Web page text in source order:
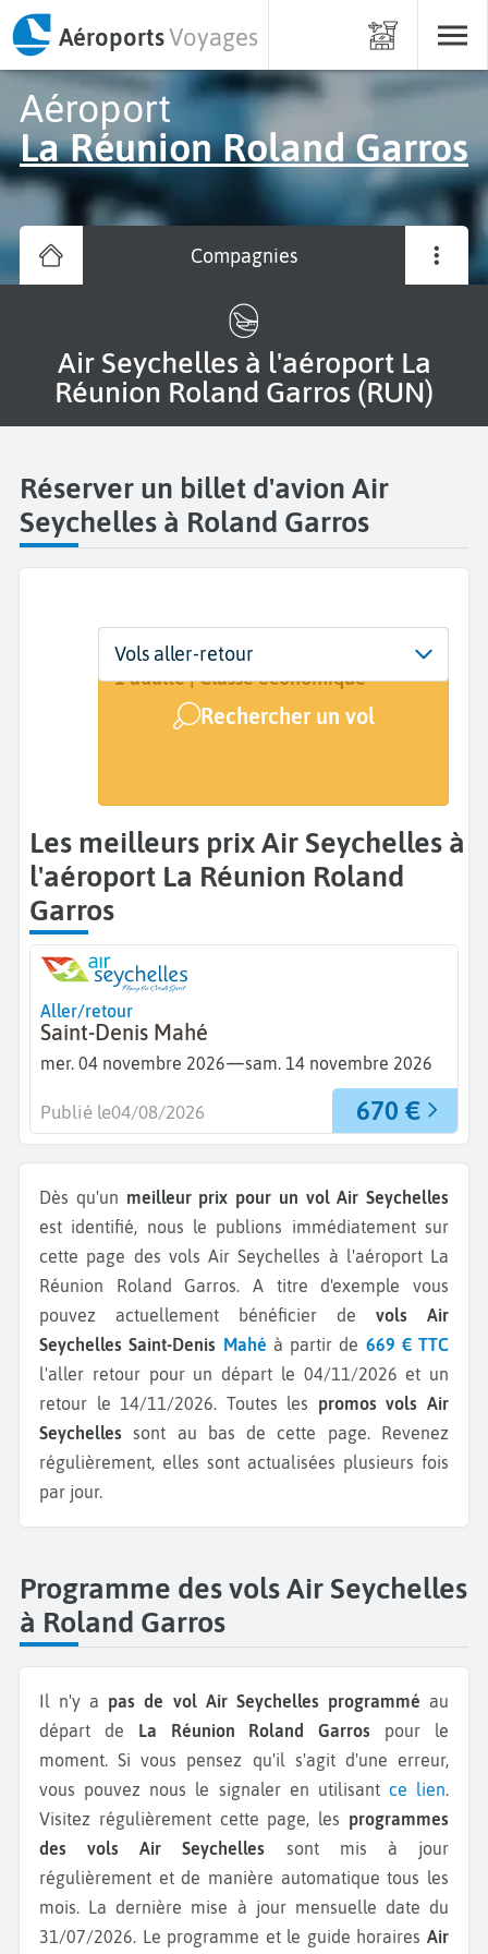
AéroportsVoyages
Aéroport
La Réunion Roland Garros
Compagnies
Air Seychelles à l'aéroport La
Réunion Roland Garros (RUN)
Réserver un billet d'avion Air
Seychelles à Roland Garros
Départ
La Réunion Roland Garros (RUN)
Dates
Dates de votre voyage
Voyageurs | Classe
1 adulte | Classe économique
Rechercher un vol
Vols aller-retour
Les meilleurs prix Air Seychelles à
l'aéroport La Réunion Roland
Garros
Aller/retour
Saint-Denis Mahé
mer. 04 novembre 2026—sam. 14 novembre 2026
670 €
Publié le04/08/2026
Dès qu'un meilleur prix pour un vol Air Seychelles
est identifié, nous le publions immédiatement sur
cette page des vols Air Seychelles à l'aéroport La
Réunion Roland Garros. A titre d'exemple vous
pouvez actuellement bénéficier de vols Air
Seychelles Saint-Denis Mahé à partir de 669 € TTC
l'aller retour pour un départ le 04/11/2026 et un
retour le 14/11/2026. Toutes les promos vols Air
Seychelles sont au bas de cette page. Revenez
régulièrement, elles sont actualisées plusieurs fois
par jour.
Programme des vols Air Seychelles
à Roland Garros
Il n'y a pas de vol Air Seychelles programmé au
départ de
La Réunion Roland Garros pour le
moment. Si vous pensez qu'il s'agit d'une erreur,
vous pouvez nous le signaler en utilisant ce lien.
Visitez régulièrement cette page, les programmes
des vols Air Seychelles sont mis à jour
régulièrement et de manière automatique tous les
mois. La dernière mise à jour mensuelle date du
31/07/2026. Le programme et le guide horaires Air